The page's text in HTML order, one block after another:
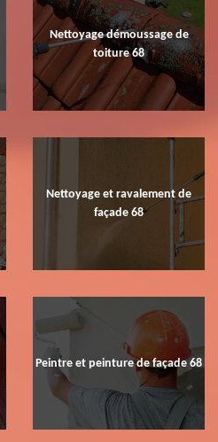
Nettoyage démoussage de
toiture 68
Nettoyage et ravalement de
façade 68
Peintre et peinture de façade 68